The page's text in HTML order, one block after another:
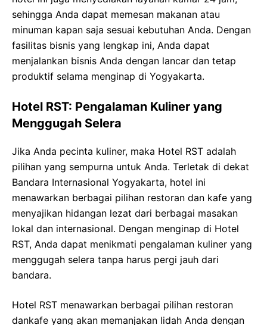
sehingga Anda dapat memesan makanan atau
minuman kapan saja sesuai kebutuhan Anda. Dengan
fasilitas bisnis yang lengkap ini, Anda dapat
menjalankan bisnis Anda dengan lancar dan tetap
produktif selama menginap di Yogyakarta.
Hotel RST: Pengalaman Kuliner yang
Menggugah Selera
Jika Anda pecinta kuliner, maka Hotel RST adalah
pilihan yang sempurna untuk Anda. Terletak di dekat
Bandara Internasional Yogyakarta, hotel ini
menawarkan berbagai pilihan restoran dan kafe yang
menyajikan hidangan lezat dari berbagai masakan
lokal dan internasional. Dengan menginap di Hotel
RST, Anda dapat menikmati pengalaman kuliner yang
menggugah selera tanpa harus pergi jauh dari
bandara.
Hotel RST menawarkan berbagai pilihan restoran
dankafe yang akan memanjakan lidah Anda dengan